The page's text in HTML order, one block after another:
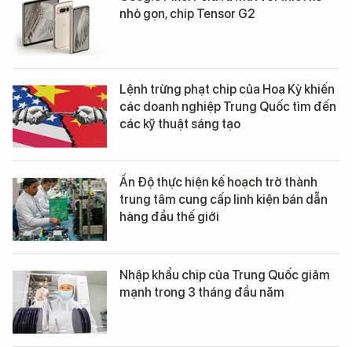
nhỏ gọn, chip Tensor G2
Lệnh trừng phạt chip của Hoa Kỳ khiến
các doanh nghiệp Trung Quốc tìm đến
các kỹ thuật sáng tạo
Ấn Độ thực hiện kế hoạch trở thành
trung tâm cung cấp linh kiện bán dẫn
hàng đầu thế giới
Nhập khẩu chip của Trung Quốc giảm
mạnh trong 3 tháng đầu năm